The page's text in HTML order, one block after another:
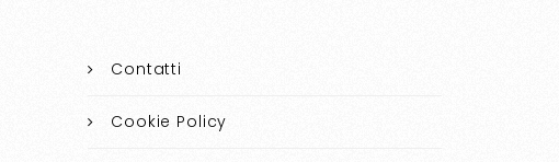
Contatti
Cookie Policy